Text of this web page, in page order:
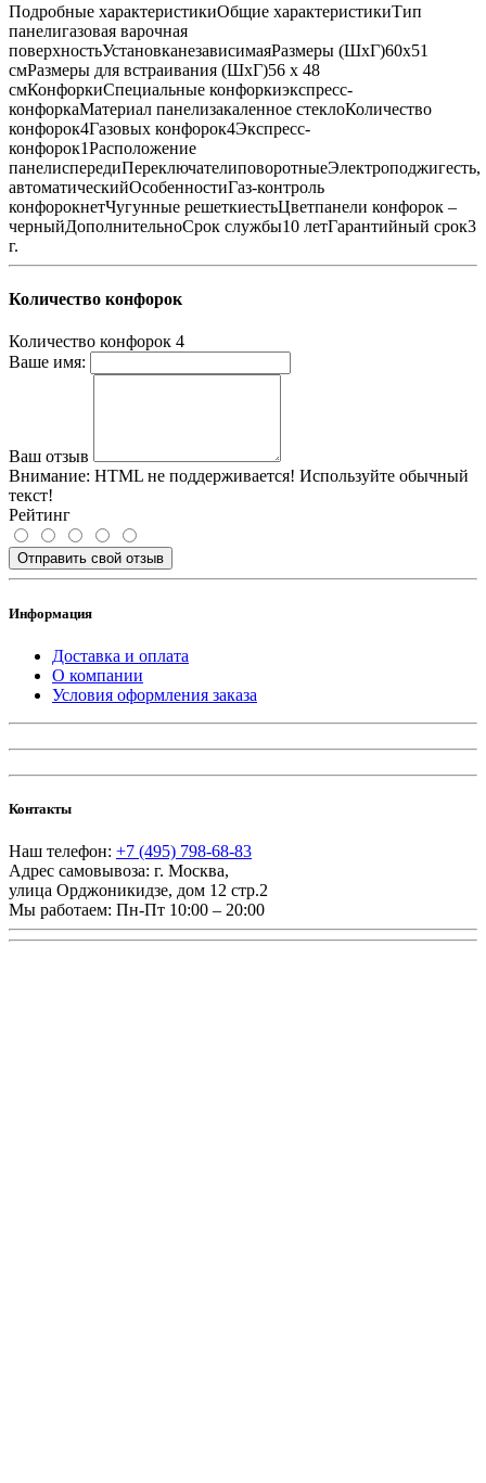
Подробные характеристикиОбщие характеристикиТип
панелигазовая варочная
поверхностьУстановканезависимаяРазмеры (ШхГ)60х51
смРазмеры для встраивания (ШхГ)56 x 48
смКонфоркиСпециальные конфоркиэкспресс-
конфоркаМатериал панелизакаленное стеклоКоличество
конфорок4Газовых конфорок4Экспресс-
конфорок1Расположение
панелиспередиПереключателиповоротныеЭлектроподжигесть,
автоматическийОсобенностиГаз-контроль
конфорокнетЧугунные решеткиестьЦветпанели конфорок –
черныйДополнительноСрок службы10 летГарантийный срок3
г.
Количество конфорок
Количество конфорок 4
Ваше имя:
Ваш отзыв
Внимание: HTML не поддерживается! Используйте обычный
текст!
Рейтинг
Отправить свой отзыв
Информация
Доставка и оплата
О компании
Условия оформления заказа
Контакты
Наш телефон: +7 (495) 798-68-83
Адрес самовывоза: г. Москва,
улица Орджоникидзе, дом 12 стр.2
Мы работаем: Пн-Пт 10:00 – 20:00